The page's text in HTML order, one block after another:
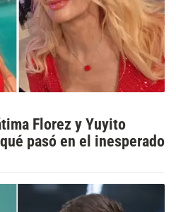
Florez y Yuyito
pasó en el inesperado